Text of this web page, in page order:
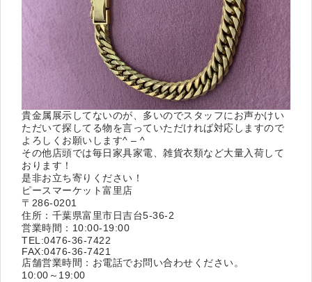
貴金属展示してないのが、多いのでスタッフにお声かけい
ただいて探してる物を言っていただければ対応しますので
よろしくお願いします^ – ^
その他店頭では毎日家具家電、雑貨衣類など大量入荷して
おります！
是非お立ち寄りください！
ピースマーケット富里店
〒286-0201
住所：千葉県富里市日吉台5-36-2
営業時間：10:00-19:00
TEL:0476-36-7422
FAX:0476-36-7421
店舗営業時間：お電話でお問い合わせください。
10:00～19:00